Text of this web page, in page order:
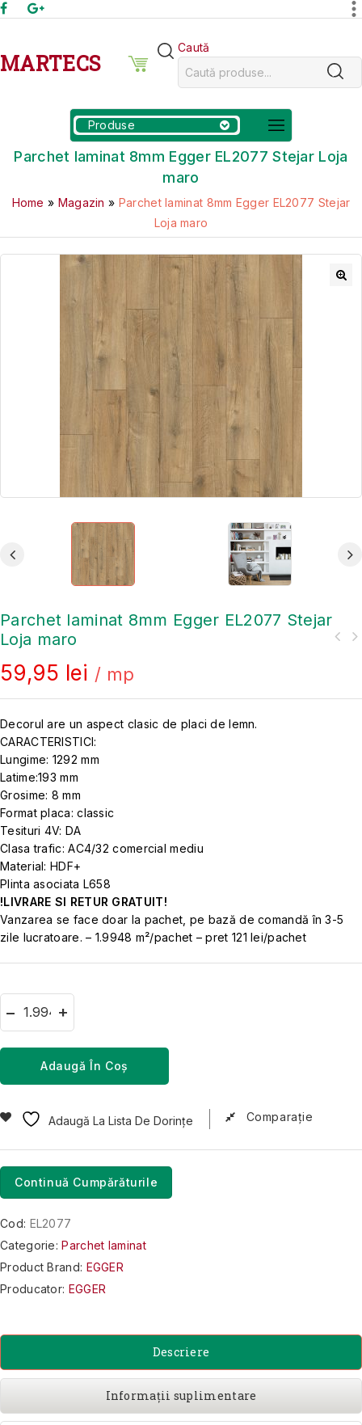
MARTECS
Caută
Produse
Parchet laminat 8mm Egger EL2077 Stejar Loja
maro
Home » Magazin » Parchet laminat 8mm Egger EL2077 Stejar
Loja maro
Parchet laminat 8mm Egger EL2077 Stejar
Loja maro
59,95 lei / mp
Decorul are un aspect clasic de placi de lemn.
CARACTERISTICI:
Lungime: 1292 mm
Latime:193 mm
Grosime: 8 mm
Format placa: classic
Tesituri 4V: DA
Clasa trafic: AC4/32 comercial mediu
Material: HDF+
Plinta asociata L658
!LIVRARE SI RETUR GRATUIT!
Vanzarea se face doar la pachet, pe bază de comandă în 3-5
zile lucratoare. – 1.9948 m²/pachet – pret 121 lei/pachet
Adaugă În Coș
Adaugă La Lista De Dorințe Comparaţie
Continuă Cumpărăturile
Cod: EL2077
Categorie:Parchet laminat
Product Brand: EGGER
Producator: EGGER
Descriere
Informații suplimentare